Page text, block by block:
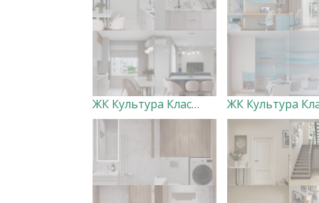
ЖК Культура Классика (кухня-гостиная, холл)